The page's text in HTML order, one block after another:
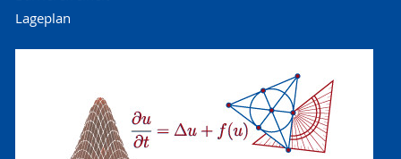
Lageplan